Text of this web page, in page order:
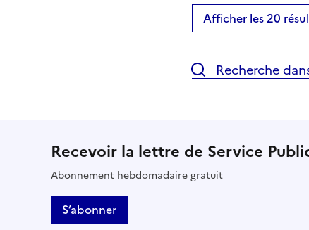
Afficher les 20
Recherche
Recevoir la lettre de Service
Abonnement hebdomadaire gratuit
S’abonner